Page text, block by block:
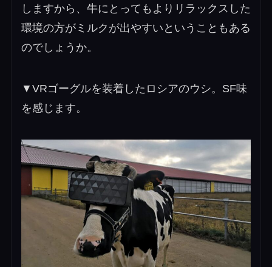
しますから、牛にとってもよりリラックスした
環境の方がミルクが出やすいということもある
のでしょうか。
▼VRゴーグルを装着したロシアのウシ。SF味
を感じます。